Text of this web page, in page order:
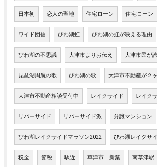
日本初 恋人の聖地 住宅ローン 住宅ロー
ワイド団信 びわ湖虹 びわ湖の虹が映える理由
びわ湖の不思議 大津市よりお伝え 大津市民が
琵琶湖周航の歌 びわ湖の歌 大津市不動産が２
大津市不動産相談受付中 レイクサイド レイク
リバーサイド リバーサイド派 分譲マンション
びわ湖レイクサイドマラソン2022 びわ湖レイクサ
税金 節税 駅近 草津市 新築 南草津